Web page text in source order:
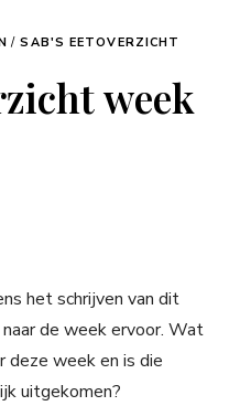
/ SAB'S EETOVERZICHT
week
het schrijven van dit
de week ervoor. Wat
deze week en is die
uitgekomen?